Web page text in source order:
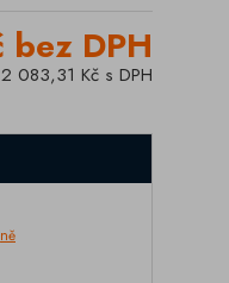
DPH
2 083,31 Kč s DPH